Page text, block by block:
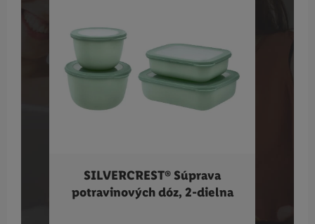
SILVERCREST® Súprava
potravinových dóz, 2-dielna